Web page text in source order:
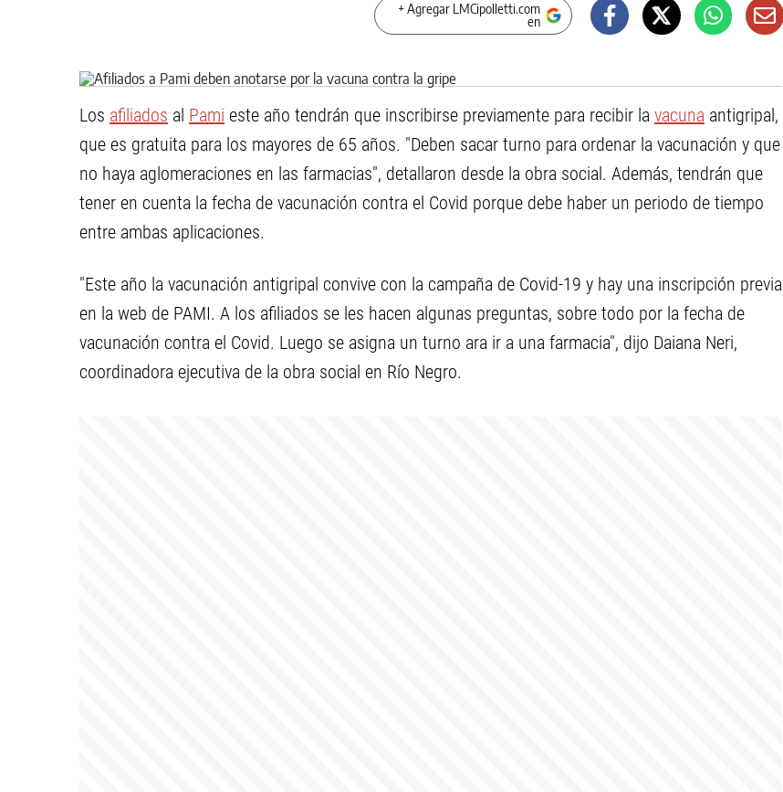
+ Agregar LMCipolletti.com
en
Los afiliados al Pami este año tendrán que inscribirse previamente para recibir la vacuna antigripal,
que es gratuita para los mayores de 65 años. "Deben sacar turno para ordenar la vacunación y que
no haya aglomeraciones en las farmacias", detallaron desde la obra social. Además, tendrán que
tener en cuenta la fecha de vacunación contra el Covid porque debe haber un periodo de tiempo
entre ambas aplicaciones.
"Este año la vacunación antigripal convive con la campaña de Covid-19 y hay una inscripción previa
en la web de PAMI. A los afiliados se les hacen algunas preguntas, sobre todo por la fecha de
vacunación contra el Covid. Luego se asigna un turno ara ir a una farmacia", dijo Daiana Neri,
coordinadora ejecutiva de la obra social en Río Negro.